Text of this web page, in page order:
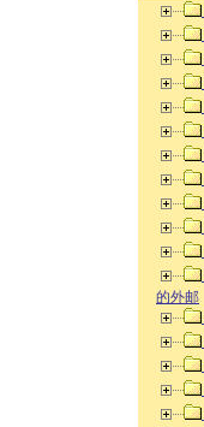
的外邮